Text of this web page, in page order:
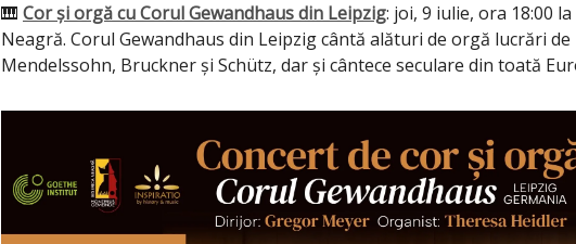
🎹 Cor și orgă cu Corul Gewandhaus din Leipzig: joi, 9 iulie, ora 18:00
Neagră. Corul Gewandhaus din Leipzig cântă alături de orgă lucrări de
Mendelssohn, Bruckner și Schütz, dar și cântece seculare din toată